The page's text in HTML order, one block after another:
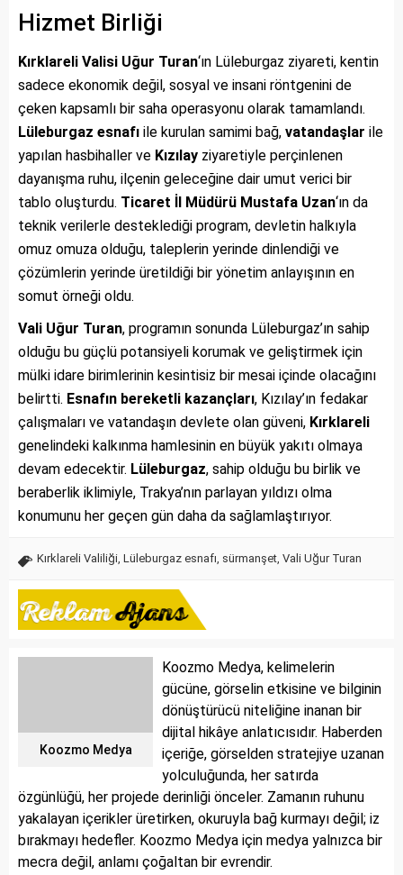
Hizmet Birliği
Kırklareli Valisi Uğur Turan‘ın Lüleburgaz ziyareti, kentin
sadece ekonomik değil, sosyal ve insani röntgenini de
çeken kapsamlı bir saha operasyonu olarak tamamlandı.
Lüleburgaz esnafı ile kurulan samimi bağ, vatandaşlar ile
yapılan hasbihaller ve Kızılay ziyaretiyle perçinlenen
dayanışma ruhu, ilçenin geleceğine dair umut verici bir
tablo oluşturdu. Ticaret İl Müdürü Mustafa Uzan‘ın da
teknik verilerle desteklediği program, devletin halkıyla
omuz omuza olduğu, taleplerin yerinde dinlendiği ve
çözümlerin yerinde üretildiği bir yönetim anlayışının en
somut örneği oldu.
Vali Uğur Turan, programın sonunda Lüleburgaz’ın sahip
olduğu bu güçlü potansiyeli korumak ve geliştirmek için
mülki idare birimlerinin kesintisiz bir mesai içinde olacağını
belirtti. Esnafın bereketli kazançları, Kızılay’ın fedakar
çalışmaları ve vatandaşın devlete olan güveni, Kırklareli
genelindeki kalkınma hamlesinin en büyük yakıtı olmaya
devam edecektir. Lüleburgaz, sahip olduğu bu birlik ve
beraberlik iklimiyle, Trakya’nın parlayan yıldızı olma
konumunu her geçen gün daha da sağlamlaştırıyor.
Kırklareli Valiliği, Lüleburgaz esnafı, sürmanşet, Vali Uğur Turan
Koozmo Medya
Koozmo Medya, kelimelerin
gücüne, görselin etkisine ve bilginin
dönüştürücü niteliğine inanan bir
dijital hikâye anlatıcısıdır. Haberden
içeriğe, görselden stratejiye uzanan
yolculuğunda, her satırda
özgünlüğü, her projede derinliği önceler. Zamanın ruhunu
yakalayan içerikler üretirken, okuruyla bağ kurmayı değil; iz
bırakmayı hedefler. Koozmo Medya için medya yalnızca bir
mecra değil, anlamı çoğaltan bir evrendir.